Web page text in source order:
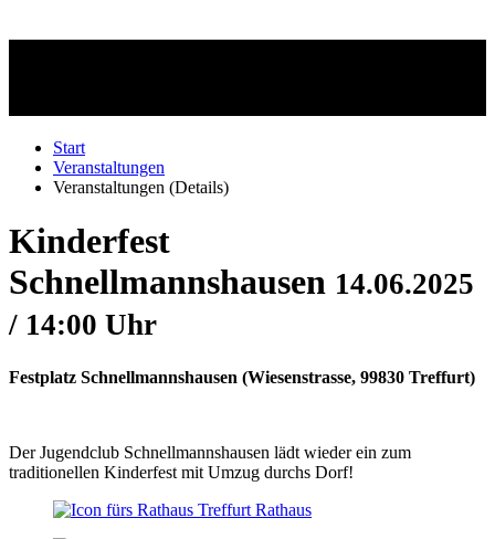
Start
Veranstaltungen
Veranstaltungen (Details)
Kinderfest
Schnellmannshausen 14.06.2025
/ 14:00 Uhr
Festplatz Schnellmannshausen (Wiesenstrasse, 99830 Treffurt)
Der Jugendclub Schnellmannshausen lädt wieder ein zum
traditionellen Kinderfest mit Umzug durchs Dorf!
Rathaus